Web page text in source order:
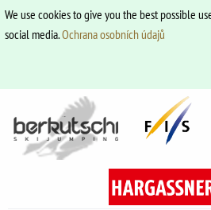
We use cookies to give you the best possible
social media.Ochrana osobních údajů